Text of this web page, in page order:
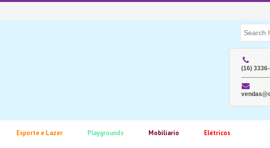
(16)
Esporte e Lazer Playgrounds Mobiliario Elétricos